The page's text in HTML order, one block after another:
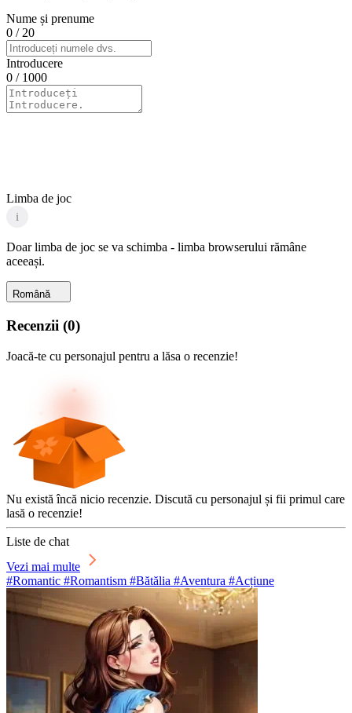
Nume și prenume
0 / 20
Introducere
0 / 1000
Limba de joc
i
Doar limba de joc se va schimba - limba browserului rămâne
aceeași.
Română
Recenzii (0)
Joacă-te cu personajul pentru a lăsa o recenzie!
Nu există încă nicio recenzie. Discută cu personajul și fii primul care
lasă o recenzie!
Liste de chat
Vezi mai multe
#Romantic #Romantism #Bătălia #Aventura #Acțiune